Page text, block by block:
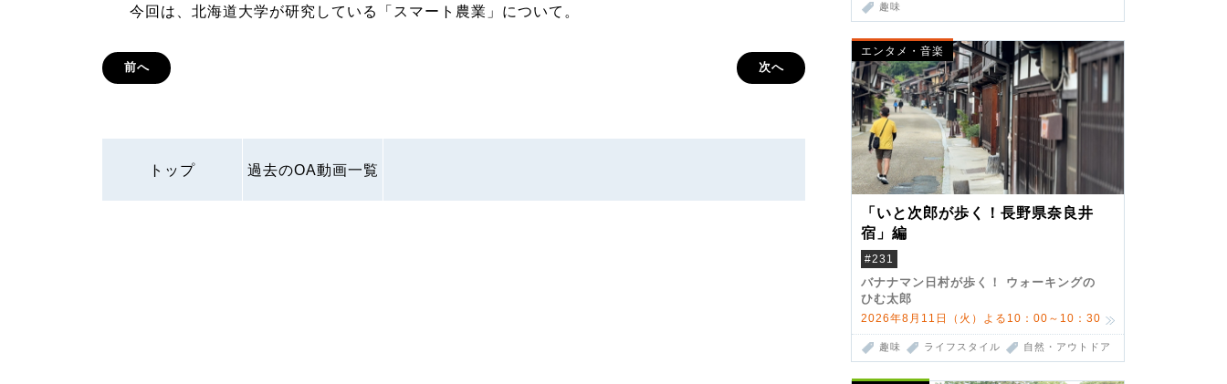
趣味
エンタメ・音楽
「いと次郎が歩く！長野県奈良井
宿」編
#231
バナナマン日村が歩く！ ウォーキングの
ひむ太郎
2026年8月11日（火）よる10：00～10：30
趣味 ライフスタイル 自然・アウトドア
今回は、北海道大学が研究している「スマート農業」について。
前へ 次へ
トップ 過去のOA動画一覧